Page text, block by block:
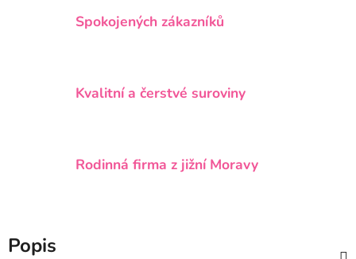
Spokojených zákazníků
Kvalitní a čerstvé suroviny
Rodinná firma z jižní Moravy
Popis